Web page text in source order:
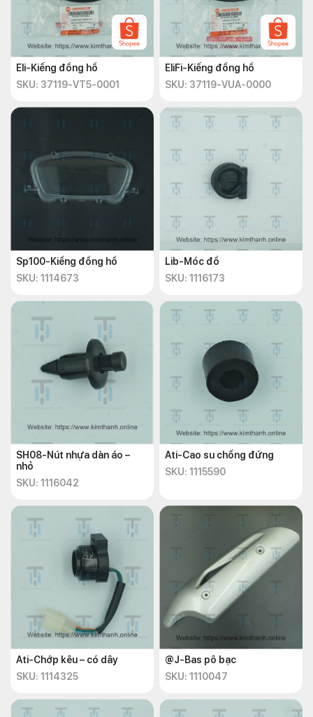
Eli-Kiếng đồng hồ
SKU: 37119-VT5-0001
EliFi-Kiếng đồng hồ
SKU: 37119-VUA-0000
Sp100-Kiếng đồng hồ
SKU: 1114673
Lib-Móc đồ
SKU: 1116173
SH08-Nút nhựa dàn áo –
nhỏ
SKU: 1116042
Ati-Cao su chống đứng
SKU: 1115590
Ati-Chớp kêu – có dây
SKU: 1114325
@J-Bas pô bạc
SKU: 1110047